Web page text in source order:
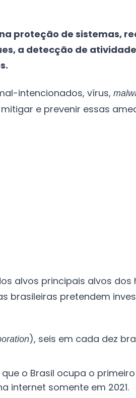
proteção de sistemas,
a detecção de
intencionados, vírus,
e prevenir essas
alvos principais alvos dos
brasileiras pretendem
), seis em cada dez
o Brasil ocupa o
internet somente em 2021.